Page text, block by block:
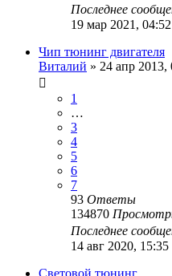
Последнее
19 мар 2021, 04:52
Чип тюнинг двигателя
Виталий » 24 апр 2013,
1
…
3
4
5
6
7
93 Ответы
134870
Последнее
14 авг 2020, 15:35
Световой тюнинг